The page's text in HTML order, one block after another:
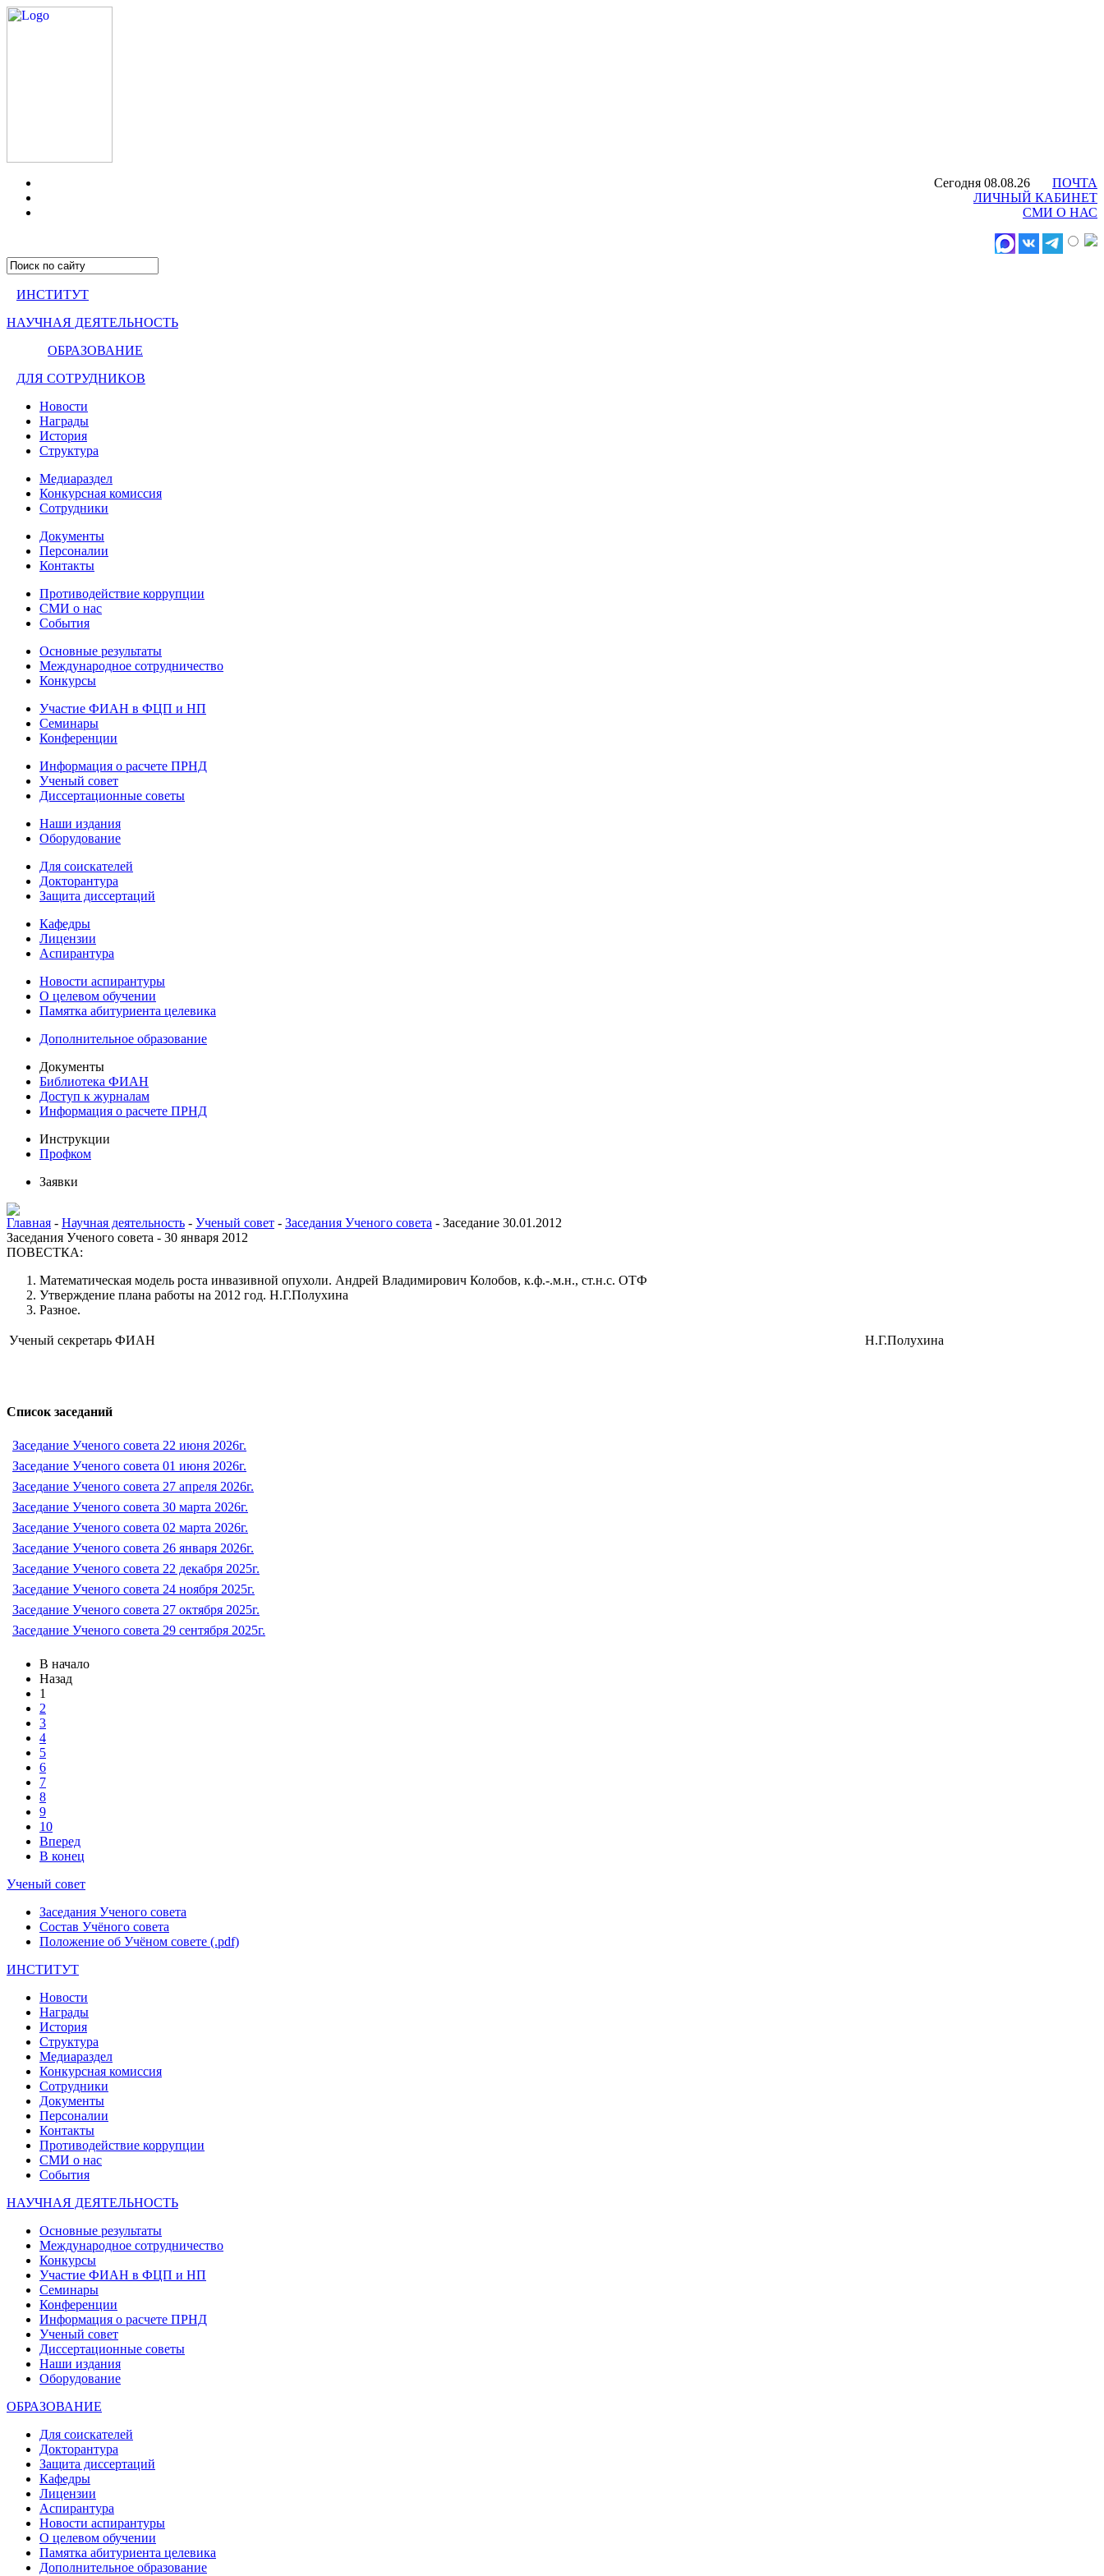
Сегодня 08.08.26
ПОЧТА
ЛИЧНЫЙ КАБИНЕТ
СМИ О НАС
ИНСТИТУТ
НАУЧНАЯ ДЕЯТЕЛЬНОСТЬ
ОБРАЗОВАНИЕ
ДЛЯ СОТРУДНИКОВ
Новости
Награды
История
Структура
Медиараздел
Конкурсная комиссия
Сотрудники
Документы
Персоналии
Контакты
Противодействие коррупции
СМИ о нас
События
Основные результаты
Международное сотрудничество
Конкурсы
Участие ФИАН в ФЦП и НП
Семинары
Конференции
Информация о расчете ПРНД
Ученый совет
Диссертационные советы
Наши издания
Оборудование
Для соискателей
Докторантура
Защита диссертаций
Кафедры
Лицензии
Аспирантура
Новости аспирантуры
О целевом обучении
Памятка абитуриента целевика
Дополнительное образование
Документы
Библиотека ФИАН
Доступ к журналам
Информация о расчете ПРНД
Инструкции
Профком
Заявки
Главная - Научная деятельность - Ученый совет - Заседания Ученого совета - Заседание 30.01.2012
Заседания Ученого совета - 30 января 2012
ПОВЕСТКА:
Математическая модель роста инвазивной опухоли. Андрей Владимирович Колобов, к.ф.-.м.н., ст.н.с. ОТФ
Утверждение плана работы на 2012 год. Н.Г.Полухина
Разное.
Ученый секретарь ФИАН Н.Г.Полухина
Список заседаний
Заседание Ученого совета 22 июня 2026г.
Заседание Ученого совета 01 июня 2026г.
Заседание Ученого совета 27 апреля 2026г.
Заседание Ученого совета 30 марта 2026г.
Заседание Ученого совета 02 марта 2026г.
Заседание Ученого совета 26 января 2026г.
Заседание Ученого совета 22 декабря 2025г.
Заседание Ученого совета 24 ноября 2025г.
Заседание Ученого совета 27 октября 2025г.
Заседание Ученого совета 29 сентября 2025г.
В начало
Назад
1
2
3
4
5
6
7
8
9
10
Вперед
В конец
Ученый совет
Заседания Ученого совета
Состав Учёного совета
Положение об Учёном совете (.pdf)
ИНСТИТУТ
Новости
Награды
История
Структура
Медиараздел
Конкурсная комиссия
Сотрудники
Документы
Персоналии
Контакты
Противодействие коррупции
СМИ о нас
События
НАУЧНАЯ ДЕЯТЕЛЬНОСТЬ
Основные результаты
Международное сотрудничество
Конкурсы
Участие ФИАН в ФЦП и НП
Семинары
Конференции
Информация о расчете ПРНД
Ученый совет
Диссертационные советы
Наши издания
Оборудование
ОБРАЗОВАНИЕ
Для соискателей
Докторантура
Защита диссертаций
Кафедры
Лицензии
Аспирантура
Новости аспирантуры
О целевом обучении
Памятка абитуриента целевика
Дополнительное образование